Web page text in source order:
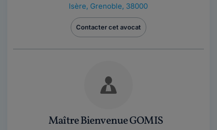
Isère, Grenoble, 38000
Contacter cet avocat
Maître Bienvenue GOMIS